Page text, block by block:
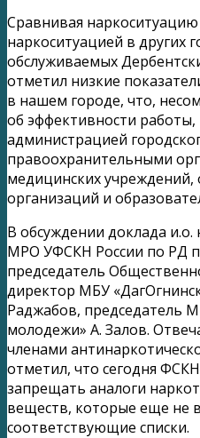
Сравнивая наркоситуацию
наркоситуацией в других
обслуживаемых
отметил низкие
в нашем городе, что,
об эффективности
администрацией
правоохранительными
медицинских
организаций и
В обсуждении доклада и.о.
МРО УФСКН России по РД
председатель
директор МБУ
Раджабов, председатель
молодежи» А. Залов.
членами
отметил, что сегодня
запрещать аналоги
веществ, которые еще не
соответствующие списки.